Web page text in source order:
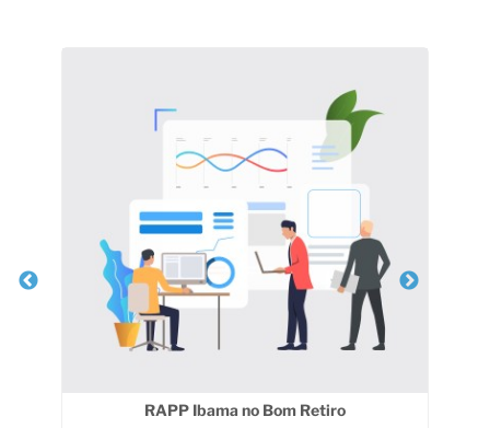
RAPP Ibama no Bom Retiro